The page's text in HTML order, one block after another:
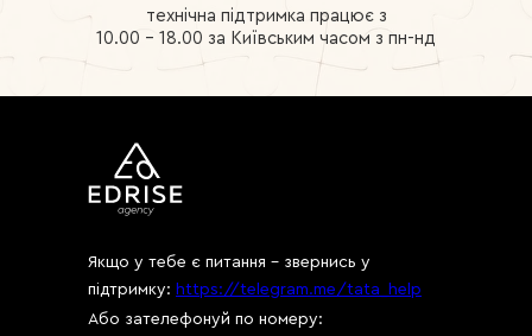
технічна підтримка працює з
10.00 - 18.00 за Київським часом з пн-нд
Якщо у тебе є питання - звернись у
підтримку: https://telegram.me/tata_help
Або зателефонуй по номеру: